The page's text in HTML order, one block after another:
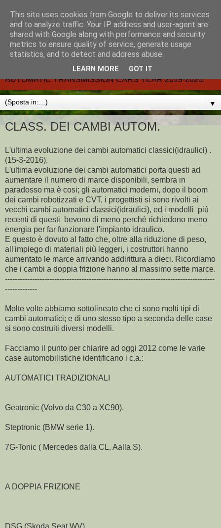
CARMATIC-®-All about
automatic cars.
Dal 2002- email.-marcvent@inwind.it.- NEW BOOK-
AUTOMATIC TRANSMISSION CARS YEAR 2019-2020.
▼
CLASS. DEI CAMBI AUTOM.
L'ultima evoluzione dei cambi automatici classici(idraulici) .
(15-3-2016).
L'ultima evoluzione dei cambi automatici porta questi ad
aumentare il numero di marce disponibili, sembra in
paradosso ma è cosi; gli automatici moderni, dopo il boom
dei cambi robotizzati e CVT, i progettisti si sono rivolti ai
vecchi cambi automatici classici(idraulici), ed i modelli più
recenti di questi bevono di meno perchè richiedono meno
energia per far funzionare l'impianto idraulico.
E questo è dovuto al fatto che, oltre alla riduzione di peso,
all'impiego di materiali più leggeri, i costruttori hanno
aumentato le marce arrivando addirittura a dieci. Ricordiamo
che i cambi a doppia frizione hanno al massimo sette marce.
-------------------------------------------------------------------------------------
-------------
Molte volte abbiamo sottolineato che ci sono molti tipi di
cambi automatici; e di uno stesso tipo a seconda delle case
si sono costruiti diversi modelli.
Facciamo il punto per chiarire ad oggi 2012 come le varie
case automobilistiche identificano i c.a.:
AUTOMATICI TRADIZIONALI
Geatronic (Volvo da C30 a XC90).
Steptronic (BMW serie 1).
7G-Tonic ( Mercedes dalla CL. Aalla S).
A DOPPIA FRIZIONE
DSG (Skoda,Seat,WV).
This site uses cookies from Google to deliver its services
and to analyze traffic. Your IP address and user-agent are
shared with Google along with performance and security
metrics to ensure quality of service, generate usage
statistics, and to detect and address abuse.
LEARN MORE GOT IT